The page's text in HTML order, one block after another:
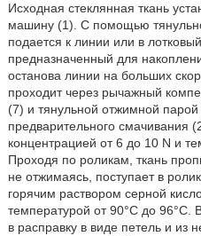
Исходная стеклянная ткань
машину (1). С помощью
подается к линии или в
предназначенный для
останова линии на больших
проходит через рычажный
(7) и тянульной отжимной
предварительного смачивания
концентрацией от 6 до 10 N и
Проходя по роликам, ткань
не отжимаясь, поступает в
горячим раствором серной
температурой от 90°С до 96°С.
в расправку в виде петель и из